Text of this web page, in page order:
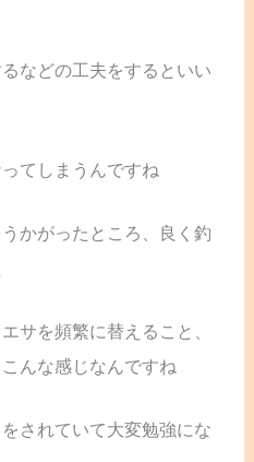
などの工夫をするといい
てしまうんですね
かがったところ、良く釣
サを頻繁に替えること、
んな感じなんですね
されていて大変勉強にな